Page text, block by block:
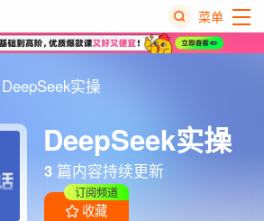
菜单
DeepSeek实操
DeepSeek实操
3 篇内容持续更新
收藏
订阅频道